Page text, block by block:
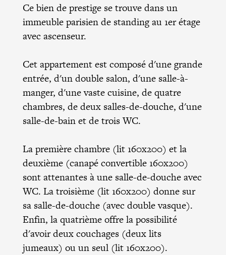
Ce bien de prestige se trouve dans un
immeuble parisien de standing au 1er étage
avec ascenseur.
Cet appartement est composé d'une grande
entrée, d'un double salon, d'une salle-à-
manger, d'une vaste cuisine, de quatre
chambres, de deux salles-de-douche, d'une
salle-de-bain et de trois WC.
La première chambre (lit 160x200) et la
deuxième (canapé convertible 160x200)
sont attenantes à une salle-de-douche avec
WC. La troisième (lit 160x200) donne sur
sa salle-de-douche (avec double vasque).
Enfin, la quatrième offre la possibilité
d'avoir deux couchages (deux lits
jumeaux) ou un seul (lit 160x200).